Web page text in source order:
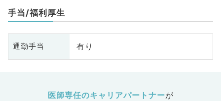
手当/福利厚生
通勤手当 有り
医師専任のキャリアパートナーが